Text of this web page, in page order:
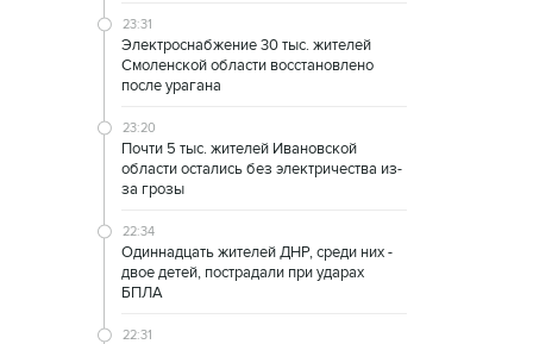
23:31
Электроснабжение 30 тыс. жителей
Смоленской области восстановлено
после урагана
23:20
Почти 5 тыс. жителей Ивановской
области остались без электричества из-
за грозы
22:34
Одиннадцать жителей ДНР, среди них -
двое детей, пострадали при ударах
БПЛА
22:31